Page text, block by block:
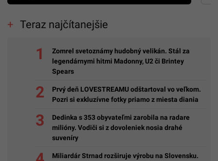
Teraz najčítanejšie
Zomrel svetoznámy hudobný velikán. Stál za
legendárnymi hitmi Madonny, U2 či Brintey
Spears
Prvý deň LOVESTREAMU odštartoval vo veľkom.
Pozri si exkluzívne fotky priamo z miesta diania
Dedinka s 353 obyvateľmi zarobila na radare
milióny. Vodiči si z dovoleniek nosia drahé
suveníry
Miliardár Strnad rozširuje výrobu na Slovensku.